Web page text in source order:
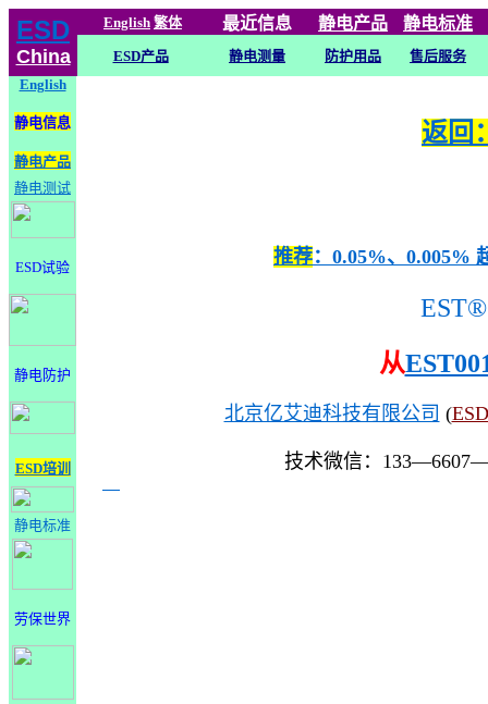
ESD
China
English 繁体 最近信息 静电产品 静电标准
ESD产品 静电测量 防护用品
售后服务
English
静电信息
静电产品
静电测试
ESD试验
静电防护
ESD培训
静电标准
劳保世界
返回
推荐：0.05%、0.005%
EST®
从
北京亿艾迪科技有限公司 (
技术微信：